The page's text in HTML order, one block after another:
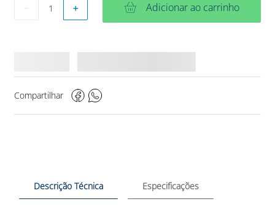
＋ Adicionar ao carrinho
Compartilhar
Descrição Técnica Especificações